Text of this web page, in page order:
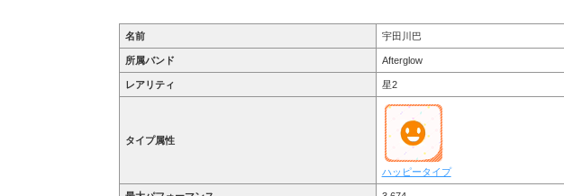
名前 宇田川巴
所属バンド Afterglow
レアリティ 星2
タイプ属性
ハッピータイプ